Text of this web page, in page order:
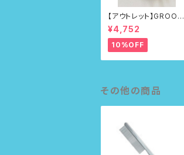
【アウトレット】GROOM
ERブラシNo.215
¥4,752
10%OFF
その他の商品